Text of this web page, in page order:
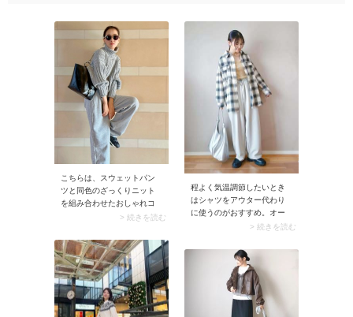
こちらは、スウェットパン
ツと同色のざっくりニット
を組み合わせたおしゃれコ
ーデ。ニットで程よい立体
ジュアルなパンツコーデの
奥行きがアップします。き
れいめ小物を添えて、さら
に大人っぽくまとめるのが
おすすめです。
> 続きを読む
程よく気温調節したいとき
はシャツをアウター代わり
に使うのがおすすめ。オー
バーサイズシルエットを選
すっぽりカバーできます。
薄手素材かつ丈感が長すぎ
ないためコンパクトに畳
め、荷物になりにくいのも
> 続きを読む